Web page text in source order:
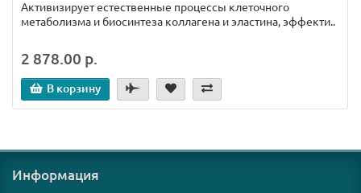
Активизирует естественные процессы клеточного
метаболизма и биосинтеза коллагена и эластина, эффекти..
2 878.00 р.
В корзину
Информация